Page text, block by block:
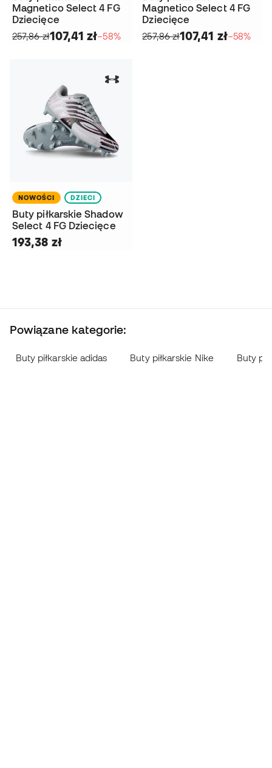
Magnetico Select 4 FG
Dziecięce
257,86 zł107,41 zł−58%
Magnetico Select 4 FG
Dziecięce
257,86 zł107,41 zł−58%
NOWOŚCI DZIECI
Buty piłkarskie Shadow
Select 4 FG Dziecięce
193,38 zł
Powiązane kategorie:
Buty piłkarskie adidas Buty piłkarskie Nike Buty